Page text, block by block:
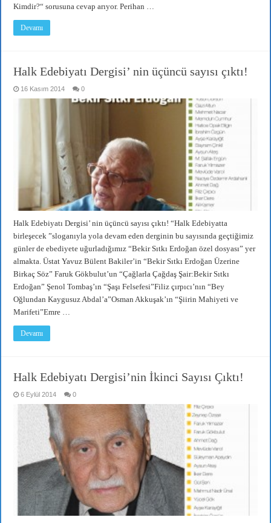
Kimdir?“ sorusuna cevap arıyor. Perihan …
Devamı
Halk Edebiyatı Dergisi’ nin üçüncü sayısı çıktı!
16 Kasım 2014 0
Halk Edebiyatı Dergisi’ nin üçüncü sayısı çıktı! “Halk Edebiyatta
birleşecek ”sloganıyla yola devam eden derginin bu sayısında geçtiğimiz
günler de ebediyete uğurladığımız “Bekir Sıtkı Erdoğan özel dosyası” yer
almakta. Üstat Yavuz Bülent Bakiler’in “Bekir Sıtkı Erdoğan Üzerine
Birkaç Söz” Faruk Gökbulut’un “Çağlarla Çağdaş Şair:Bekir Sıtkı
Erdoğan” Şenol Tombaş’ın “Şaşı Felsefesi”Filiz çırpıcı’nın “Bey
Oğlundan Kaygusuz Abdal’a”Osman Akkuşak’ın “Şiirin Mahiyeti ve
Marifeti”Emre …
Devamı
Halk Edebiyatı Dergisi’nin İkinci Sayısı Çıktı!
6 Eylül 2014 0